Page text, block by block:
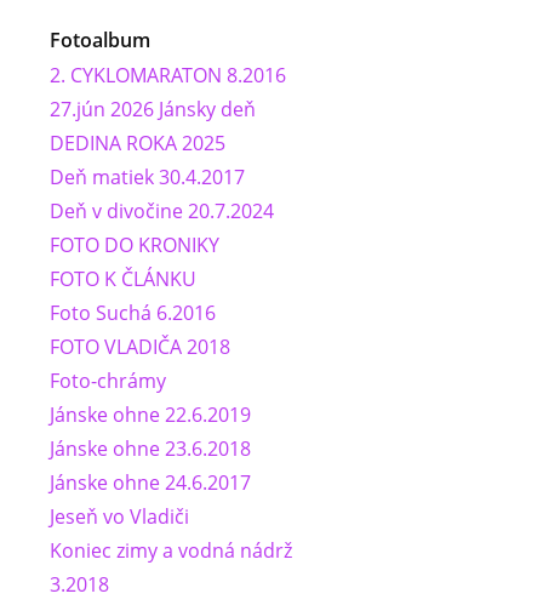
Fotoalbum
2. CYKLOMARATON 8.2016
27.jún 2026 Jánsky deň
DEDINA ROKA 2025
Deň matiek 30.4.2017
Deň v divočine 20.7.2024
FOTO DO KRONIKY
FOTO K ČLÁNKU
Foto Suchá 6.2016
FOTO VLADIČA 2018
Foto-chrámy
Jánske ohne 22.6.2019
Jánske ohne 23.6.2018
Jánske ohne 24.6.2017
Jeseň vo Vladiči
Koniec zimy a vodná nádrž
3.2018